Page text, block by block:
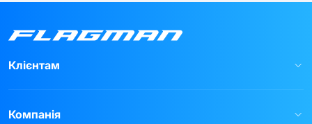
Клієнтам
Компанія